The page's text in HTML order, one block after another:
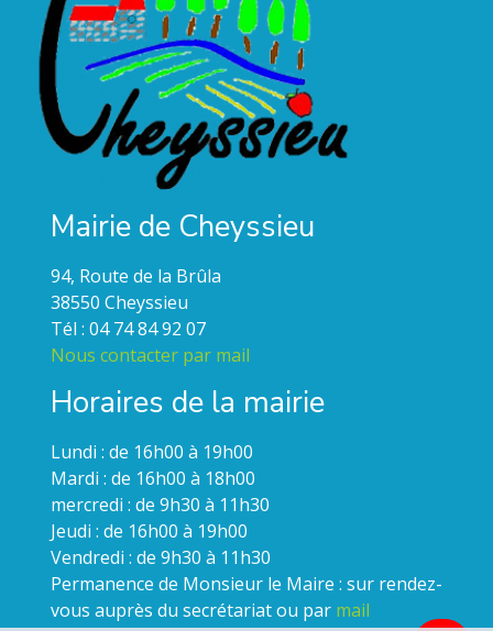
Mairie de Cheyssieu
94, Route de la Brûla
38550 Cheyssieu
Tél : 04 74 84 92 07
Nous contacter par mail
Horaires de la mairie
Lundi : de 16h00 à 19h00
Mardi : de 16h00 à 18h00
mercredi : de 9h30 à 11h30
Jeudi : de 16h00 à 19h00
Vendredi : de 9h30 à 11h30
Permanence de Monsieur le Maire : sur rendez-
vous auprès du secrétariat ou par mail